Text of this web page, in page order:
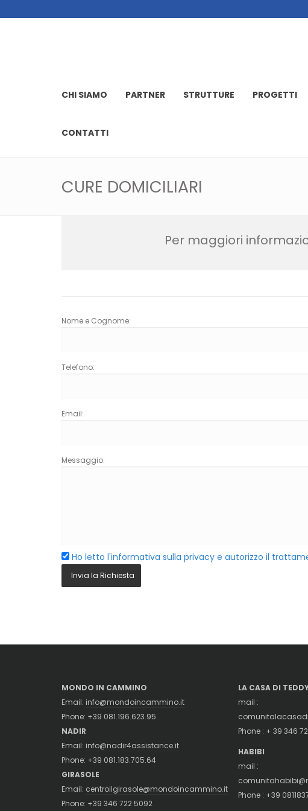
CHI SIAMO PARTNER STRUTTURE PROGETTI
CONTATTI
CURE DOMICILIARI
Per maggiori
Nome e Cognome:
Telefono:
Email:
Messaggio:
Ho letto l'informativa sulla privacy e autorizzo il
Invia la Richiesta
MONDO IN CAMMINO
Email: info@mondoincammino.it
Phone: +39 081.196.623.95
NADIR
Email: info@nadir4assistance.it
Phone: +39 081.183.705.64
GIRASOLE
Email: centroilgirasole@mondoincammino.it
Phone: +39 346 722 5092
LA CASA DI
mail :
Phone : + 39 346
HABIBI
mail :
Phone : +39